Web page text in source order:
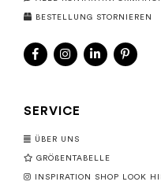
BESTELLUNG STORNIEREN
SERVICE
ÜBER UNS
GRÖßENTABELLE
INSPIRATION SHOP LOOK